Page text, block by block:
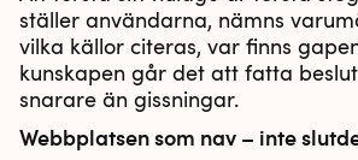
ställer användarna, nämns
vilka källor citeras, var finns
kunskapen går det att fatta
snarare än gissningar.
Webbplatsen som nav – inte